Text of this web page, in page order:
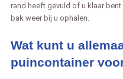
rand heeft gevuld of u klaar
bak weer bij u ophalen.
Wat kunt u
puincontainer